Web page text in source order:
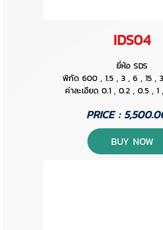
IDS04
ยี่ห้อ SDS
พิกัด 600 , 1.5 , 3 , 6 , 15 ,
ค่าละเอียด 0.1 , 0.2 , 0.5 ,
PRICE :
BUY NOW